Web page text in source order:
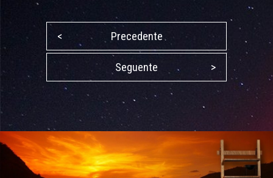
< Precedente
Seguente >